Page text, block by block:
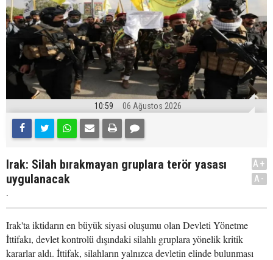
10:59 06 Ağustos 2026
Irak: Silah bırakmayan gruplara terör yasası
uygulanacak
.
A+
A-
Irak'ta iktidarın en büyük siyasi oluşumu olan Devleti Yönetme
İttifakı, devlet kontrolü dışındaki silahlı gruplara yönelik kritik
kararlar aldı. İttifak, silahların yalnızca devletin elinde bulunması